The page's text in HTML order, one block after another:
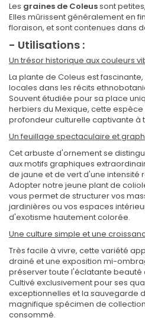
Les graines de Coleussont
Elles mûrissent généralement en
floraison, et sont contenues dans
- Utilisations :
Un trésor historique aux couleurs
La plante de Coleus est
locales dans les récits
Souvent étudiée pour sa place
herbiers du Mexique, cette
profondeur culturelle captivante à
Un feuillage spectaculaire et
Cet arbuste d'ornement se
aux motifs graphiques
de jaune et de vert d'une intensité
Adopter notre jeune plant de
vous permet de structurer vos
jardinières ou vos espaces
d'exotisme hautement colorée.
Une culture simple et une
Très facile à vivre, cette variété
drainé et une exposition mi-
préserver toute l'éclatante beauté
Cultivé exclusivement pour ses
exceptionnelles et la sauvegarde
magnifique spécimen de
consommé.